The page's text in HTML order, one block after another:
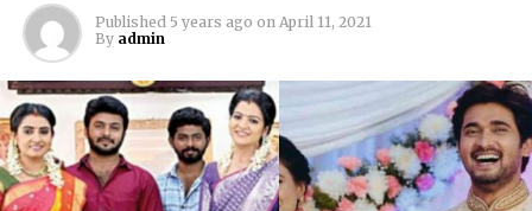
Published 5 years ago on April 11, 2021
By admin